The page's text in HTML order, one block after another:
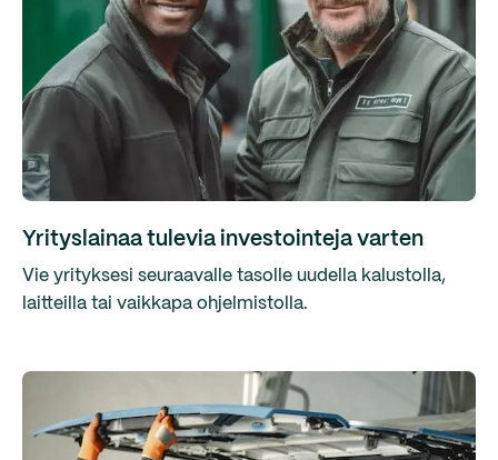
Yrityslainaa tulevia investointeja varten
Vie yrityksesi seuraavalle tasolle uudella kalustolla,
laitteilla tai vaikkapa ohjelmistolla.